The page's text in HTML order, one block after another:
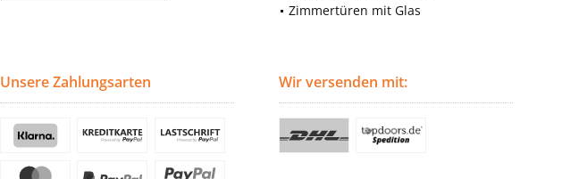
Zimmertüren mit Glas
Unsere Zahlungsarten Wir versenden mit: